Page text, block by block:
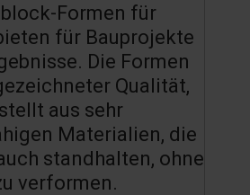
Formen für
für Bauprojekte
Die Formen
Qualität,
aus sehr
Materialien, die
standhalten, ohne
verformen.